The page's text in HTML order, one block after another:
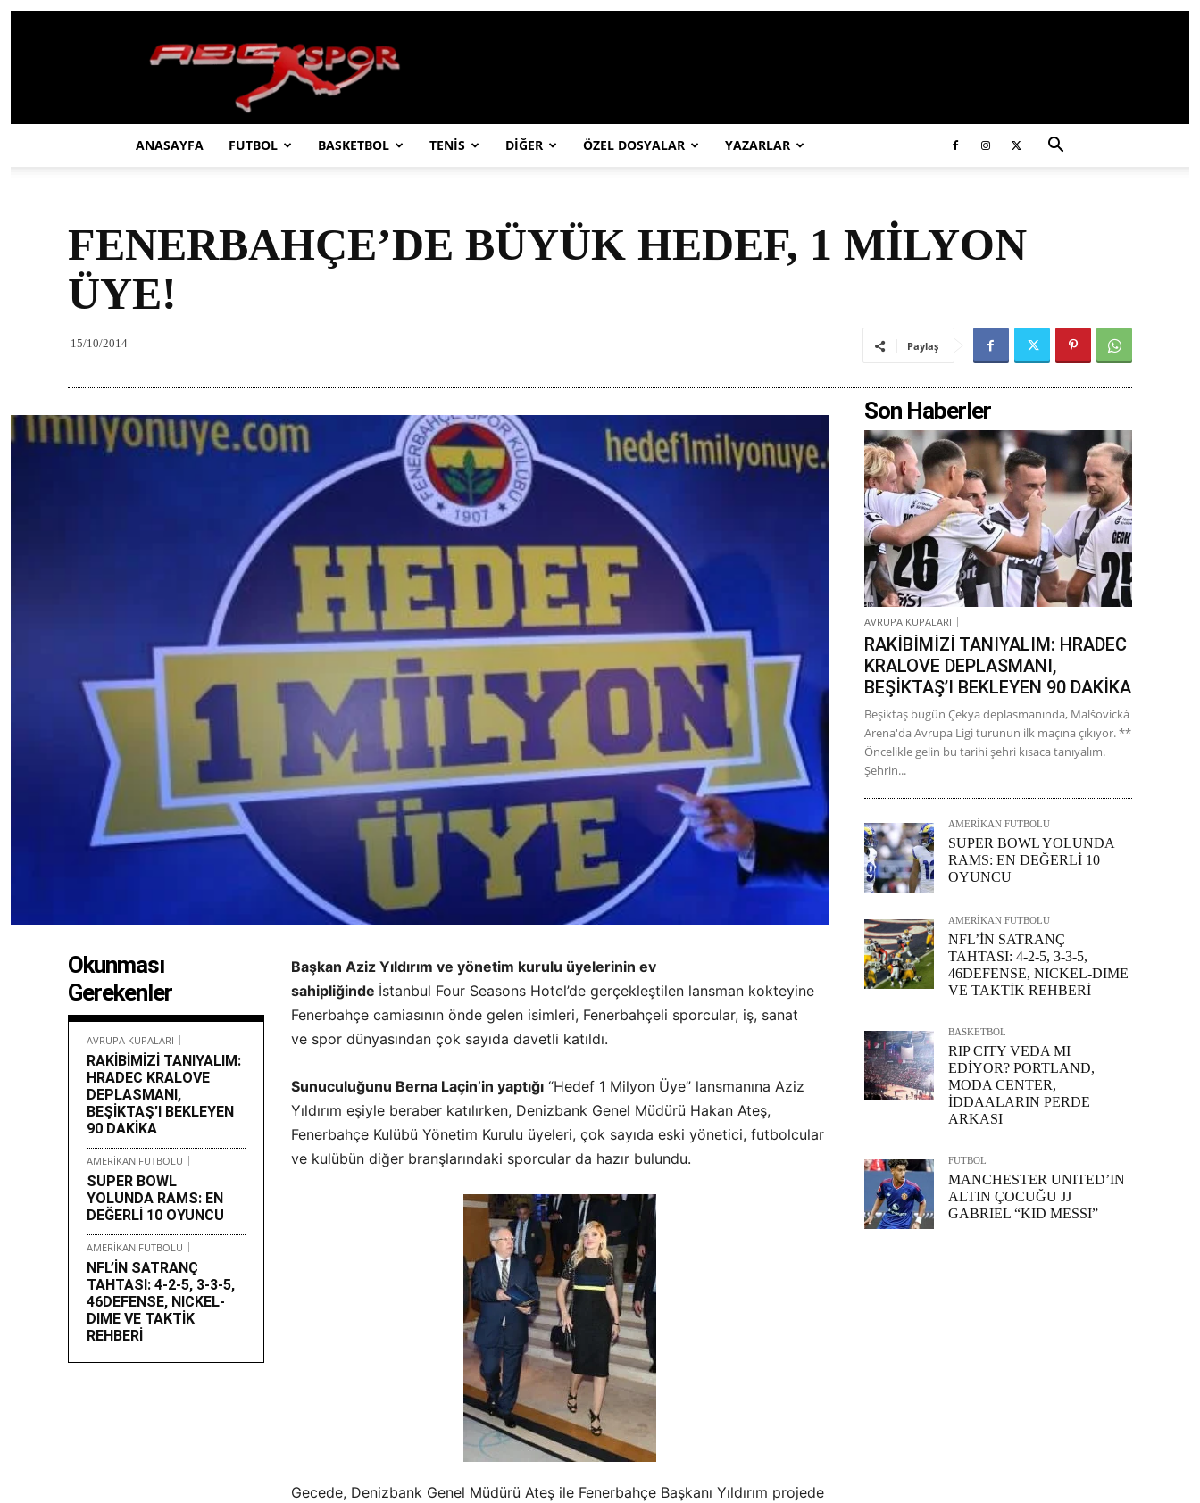
ABC
SPOR
ANASAYFA FUTBOL BASKETBOL TENİS DİĞER ÖZEL DOSYALAR YAZARLAR
FENERBAHÇE’DE BÜYÜK HEDEF, 1 MİLYON
ÜYE!
15/10/2014 Paylaş
Okunması
Gerekenler
AVRUPA KUPALARI
RAKİBİMİZİ TANIYALIM:
HRADEC KRALOVE
DEPLASMANI,
BEŞİKTAŞ’I BEKLEYEN
90 DAKİKA
AMERİKAN FUTBOLU
SUPER BOWL
YOLUNDA RAMS: EN
DEĞERLİ 10 OYUNCU
AMERİKAN FUTBOLU
NFL’İN SATRANÇ
TAHTASI: 4-2-5, 3-3-5,
46DEFENSE, NICKEL-
DIME VE TAKTİK
REHBERİ
Başkan Aziz Yıldırım ve yönetim kurulu üyelerinin ev
sahipliğinde İstanbul Four Seasons Hotel’de gerçekleştilen lansman kokteyine
Fenerbahçe camiasının önde gelen isimleri, Fenerbahçeli sporcular, iş, sanat
ve spor dünyasından çok sayıda davetli katıldı.
Sunuculuğunu Berna Laçin’in yaptığı “Hedef 1 Milyon Üye” lansmanına Aziz
Yıldırım eşiyle beraber katılırken, Denizbank Genel Müdürü Hakan Ateş,
Fenerbahçe Kulübü Yönetim Kurulu üyeleri, çok sayıda eski yönetici, futbolcular
ve kulübün diğer branşlarındaki sporcular da hazır bulundu.
Gecede, Denizbank Genel Müdürü Ateş ile Fenerbahçe Başkanı Yıldırım projede
Son Haberler
AVRUPA KUPALARI
RAKİBİMİZİ TANIYALIM: HRADEC
KRALOVE DEPLASMANI,
BEŞİKTAŞ’I BEKLEYEN 90 DAKİKA
Beşiktaş bugün Çekya deplasmanında, Malšovická
Arena'da Avrupa Ligi turunun ilk maçına çıkıyor. **
Öncelikle gelin bu tarihi şehri kısaca tanıyalım.
Şehrin...
AMERİKAN FUTBOLU
SUPER BOWL YOLUNDA
RAMS: EN DEĞERLİ 10
OYUNCU
AMERİKAN FUTBOLU
NFL’İN SATRANÇ
TAHTASI: 4-2-5, 3-3-5,
46DEFENSE, NICKEL-DIME
VE TAKTİK REHBERİ
BASKETBOL
RIP CITY VEDA MI
EDİYOR? PORTLAND,
MODA CENTER,
İDDAALARIN PERDE
ARKASI
FUTBOL
MANCHESTER UNITED’IN
ALTIN ÇOCUĞU JJ
GABRIEL “KID MESSI”